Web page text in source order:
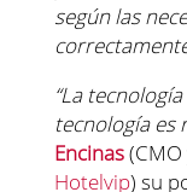
según las
“La
tecnología es
Encinas(CMO
Hotelvip) su